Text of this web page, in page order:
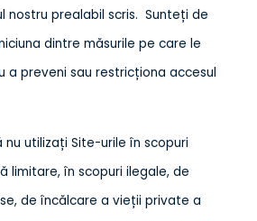
nostru prealabil scris. Sunteți de
dintre măsurile pe care le
a preveni sau restricționa accesul
utilizați Site-urile în scopuri
limitare, în scopuri ilegale, de
de încălcare a vieții private a